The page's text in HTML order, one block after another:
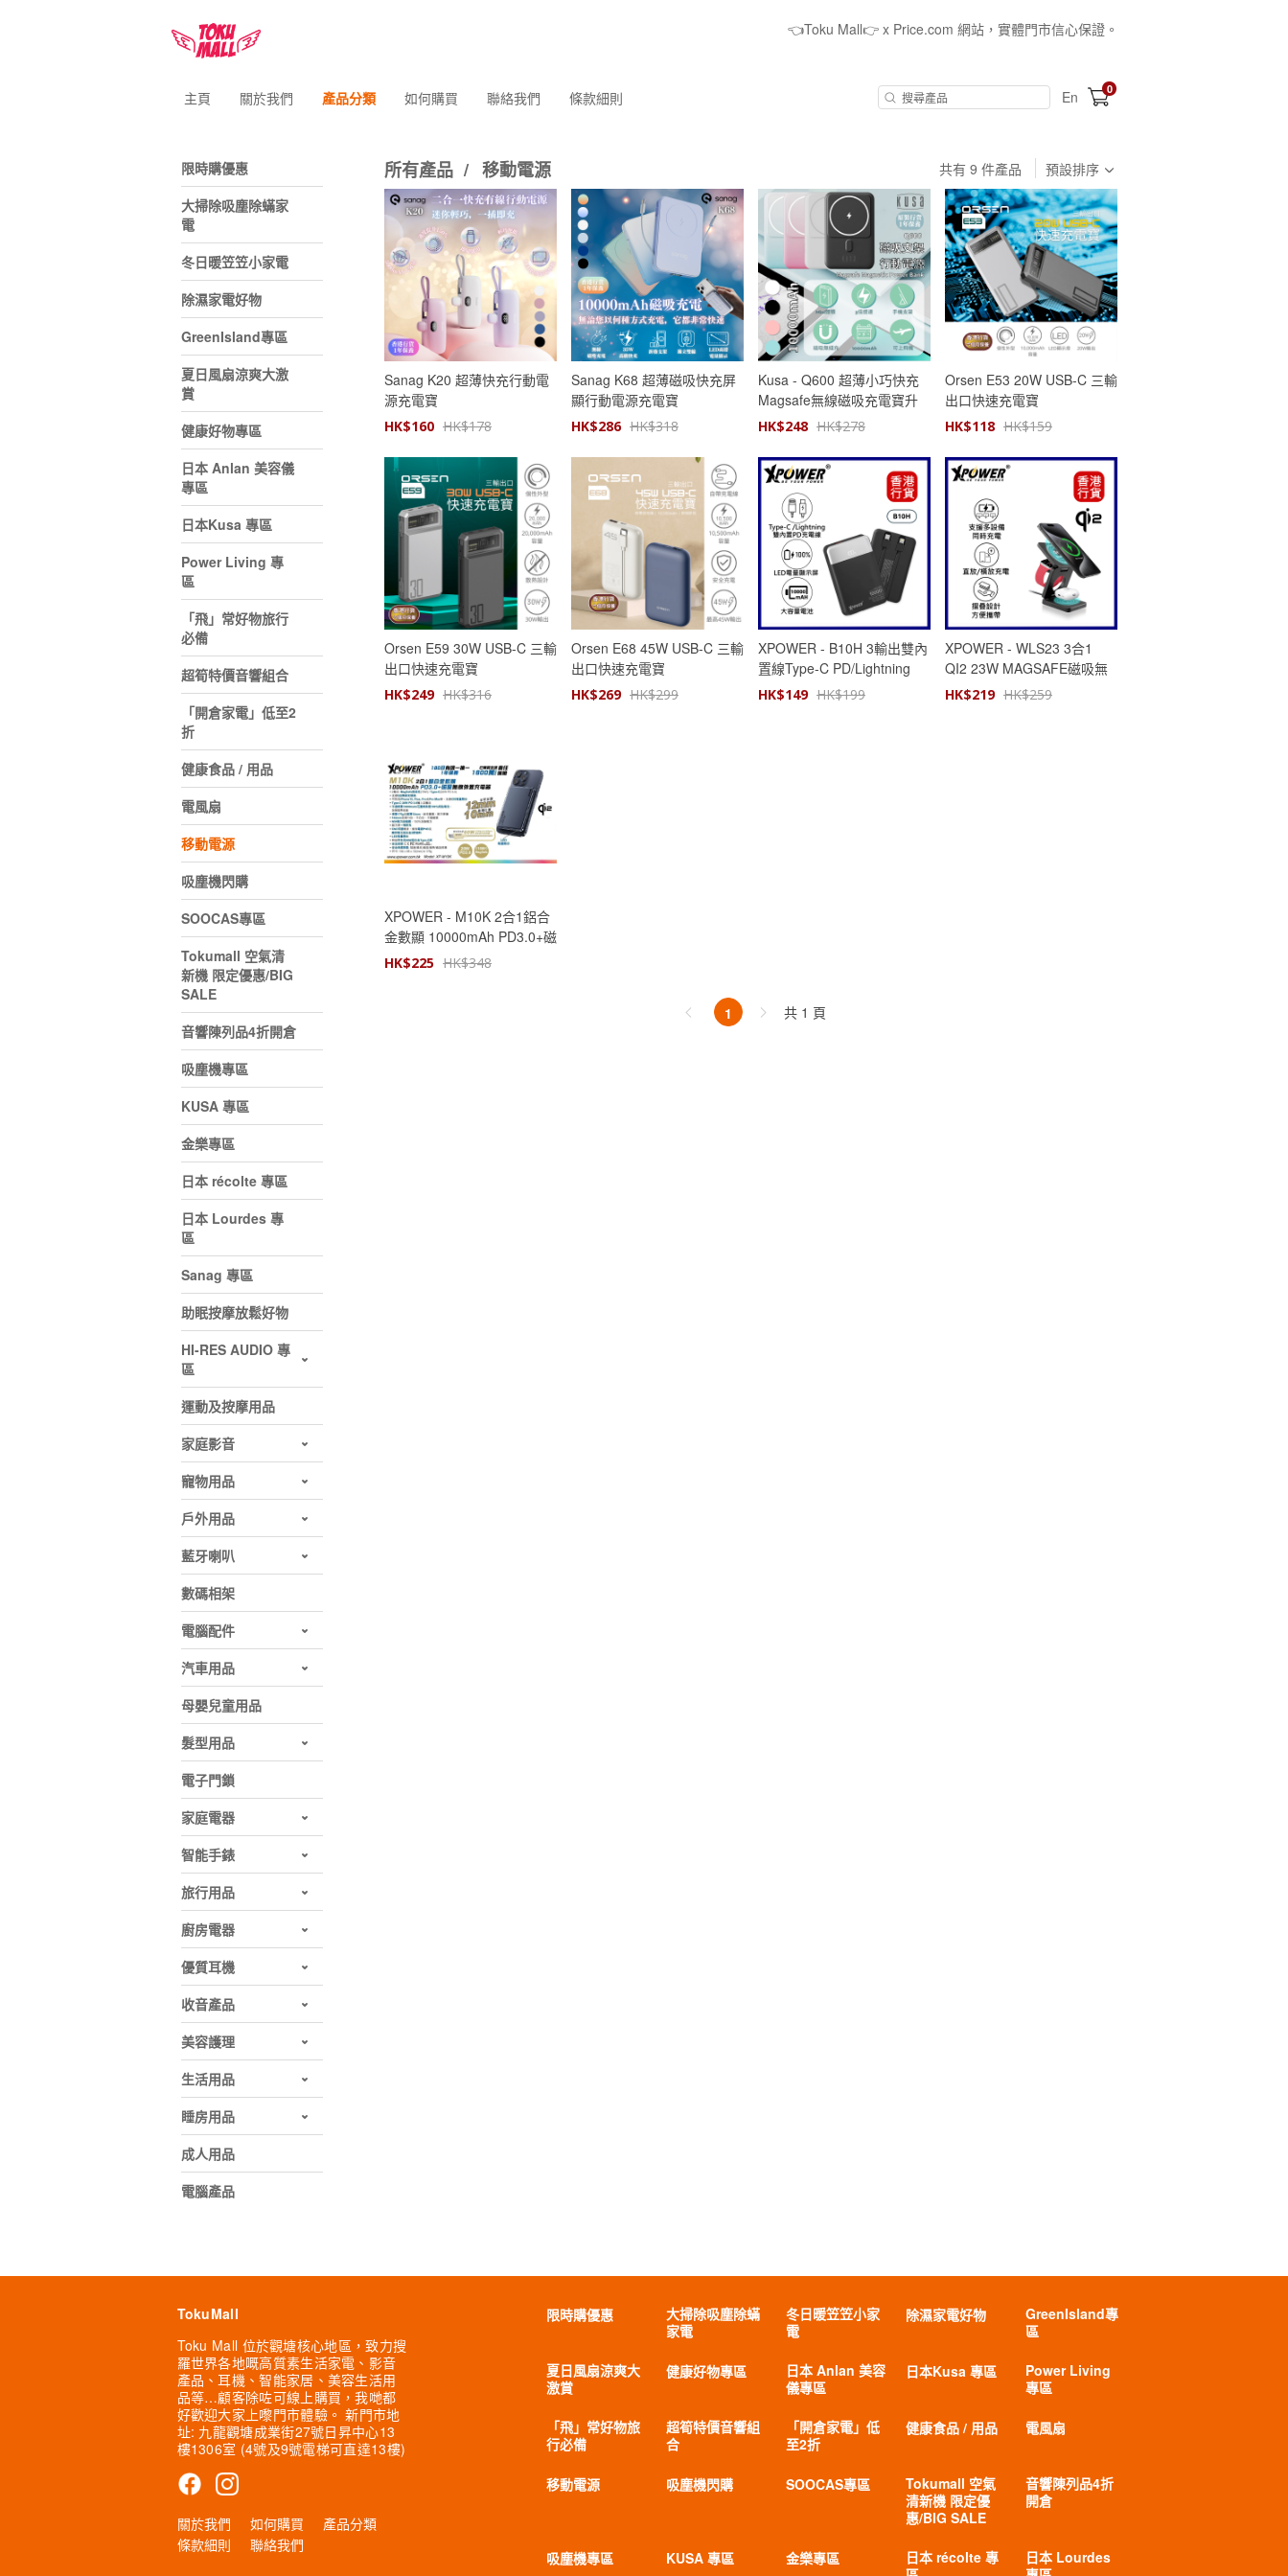
👈Toku Mall👉 x Price.com 網站，實體門市信心保證。
主頁 關於我們 產品分類 如何購買 聯絡我們 條款細則 En 0
限時購優惠
大掃除吸塵除蟎家
電
冬日暖笠笠小家電
除濕家電好物
GreenIsland專區
夏日風扇涼爽大激
賞
健康好物專區
日本 Anlan 美容儀
專區
日本Kusa 專區
Power Living 專
區
「飛」常好物旅行
必備
超筍特價音響組合
「開倉家電」低至2
折
健康食品 / 用品
電風扇
移動電源
吸塵機閃購
SOOCAS專區
Tokumall 空氣清
新機 限定優惠/BIG
SALE
音響陳列品4折開倉
吸塵機專區
KUSA 專區
金樂專區
日本 récolte 專區
日本 Lourdes 專
區
Sanag 專區
助眠按摩放鬆好物
HI-RES AUDIO 專
區
運動及按摩用品
家庭影音
寵物用品
戶外用品
藍牙喇叭
數碼相架
電腦配件
汽車用品
母嬰兒童用品
髮型用品
電子門鎖
家庭電器
智能手錶
旅行用品
廚房電器
優質耳機
收音產品
美容護理
生活用品
睡房用品
成人用品
電腦產品
所有產品 / 移動電源 共有9 件產品 預設排序
Sanag K20 超薄快充行動電
源充電寶
HK$160 HK$178
Sanag K68 超薄磁吸快充屏
顯行動電源充電寶
HK$286 HK$318
Kusa - Q600 超薄小巧快充
Magsafe無線磁吸充電寶升
級版【原裝行貨】【免運
HK$248 HK$278
Orsen E53 20W USB-C 三輸
出口快速充電寶
HK$118 HK$159
Orsen E59 30W USB-C 三輸
出口快速充電寶
HK$249 HK$316
Orsen E68 45W USB-C 三輸
出口快速充電寶
HK$269 HK$299
XPOWER - B10H 3輸出雙內
置線Type-C PD/Lightning
10000mAh PD+SCP充電器
HK$149 HK$199
XPOWER - WLS23 3合1
QI2 23W MAGSAFE磁吸無
線充電座
HK$219 HK$259
XPOWER - M10K 2合1鋁合
金數顯 10000mAh PD3.0+磁
吸無線外置充電器
HK$225 HK$348
1 共 1 頁
TokuMall
Toku Mall 位於觀塘核心地區，致力搜
羅世界各地嘅高質素生活家電、影音
產品、耳機、智能家居、美容生活用
品等…顧客除咗可線上購買，我哋都
好歡迎大家上嚟門市體驗。 新門市地
址: 九龍觀塘成業街27號日昇中心13
樓1306室 (4號及9號電梯可直達13樓)
關於我們 如何購買
產品分類
條款細則
聯絡我們
限時購優惠
大掃除吸塵除蟎
家電
冬日暖笠笠小家
電
除濕家電好物
GreenIsland專
區
夏日風扇涼爽大
激賞
健康好物專區
日本 Anlan 美容
儀專區
日本Kusa 專區
Power Living
專區
「飛」常好物旅
行必備
超筍特價音響組
合
「開倉家電」低
至2折
健康食品 / 用品 電風扇
移動電源 吸塵機閃購 SOOCAS專區
Tokumall 空氣
清新機 限定優
惠/BIG SALE
音響陳列品4折
開倉
吸塵機專區 KUSA 專區 金樂專區
日本 récolte 專
日本 Lourdes